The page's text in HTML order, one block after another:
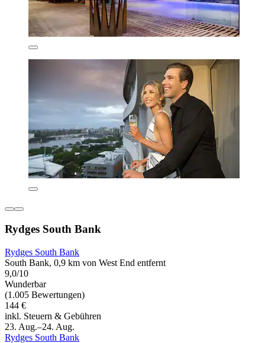
Rydges South Bank
Rydges South Bank
South Bank, 0,9 km von West End entfernt
9,0/10
Wunderbar
(1.005 Bewertungen)
144 €
inkl. Steuern & Gebühren
23. Aug.–24. Aug.
Rydges South Bank